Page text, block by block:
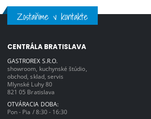
Zostaňme v kontakte
CENTRÁLA BRATISLAVA
GASTROREX S.R.O.
showroom, kuchynské štúdio,
obchod, sklad, servis
Mlynské Luhy 80
821 05 Bratislava
OTVÁRACIA DOBA:
Pon - Pia / 8:30 - 16:30